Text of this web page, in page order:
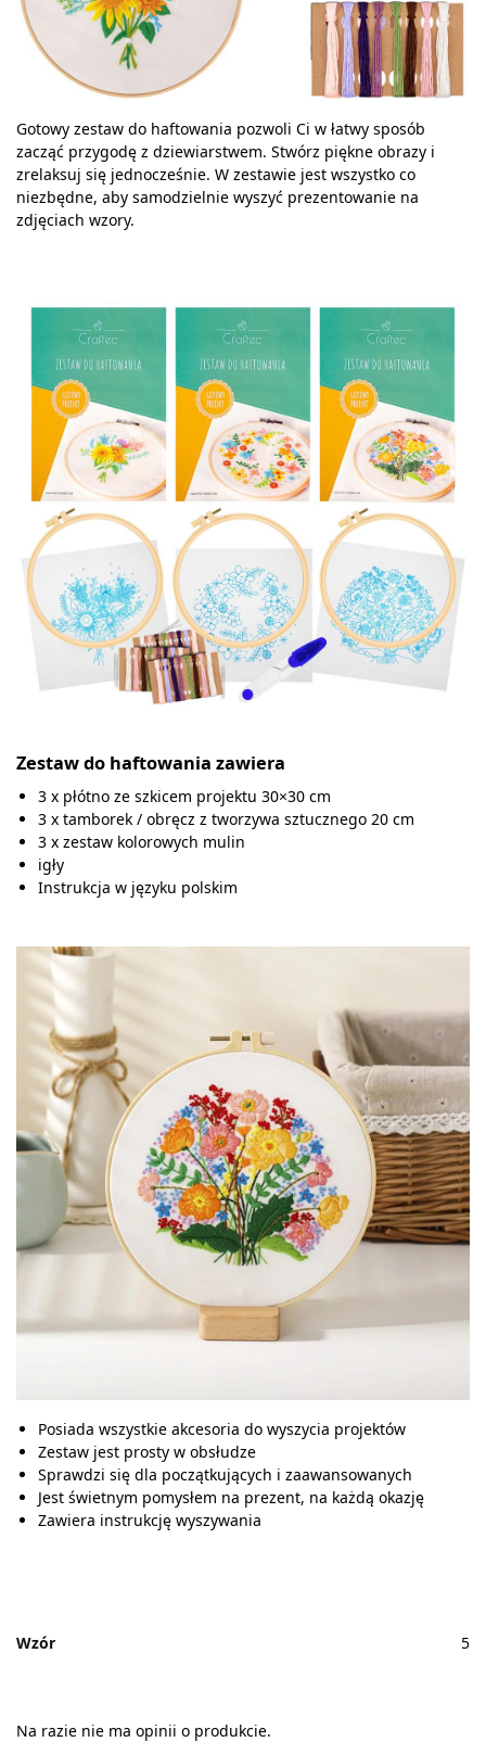
Gotowy zestaw do haftowania pozwoli Ci w łatwy sposób
zacząć przygodę z dziewiarstwem. Stwórz piękne obrazy i
zrelaksuj się jednocześnie. W zestawie jest wszystko co
niezbędne, aby samodzielnie wyszyć prezentowanie na
zdjęciach wzory.
Zestaw do haftowania zawiera
3 x płótno ze szkicem projektu 30×30 cm
3 x tamborek / obręcz z tworzywa sztucznego 20 cm
3 x zestaw kolorowych mulin
igły
Instrukcja w języku polskim
Posiada wszystkie akcesoria do wyszycia projektów
Zestaw jest prosty w obsłudze
Sprawdzi się dla początkujących i zaawansowanych
Jest świetnym pomysłem na prezent, na każdą okazję
Zawiera instrukcję wyszywania
Wzór 5
Na razie nie ma opinii o produkcie.